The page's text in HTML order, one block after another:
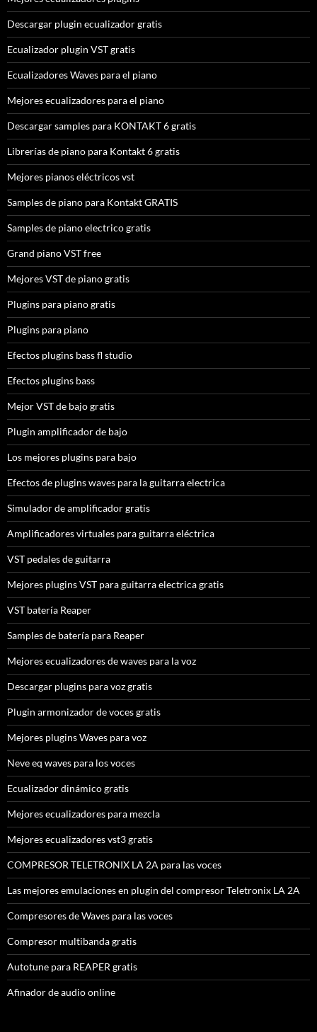
Descargar plugin ecualizador gratis
Ecualizador plugin VST gratis
Ecualizadores Waves para el piano
Mejores ecualizadores para el piano
Descargar samples para KONTAKT 6 gratis
Librerías de piano para Kontakt 6 gratis
Mejores pianos eléctricos vst
Samples de piano para Kontakt GRATIS
Samples de piano electrico gratis
Grand piano VST free
Mejores VST de piano gratis
Plugins para piano gratis
Plugins para piano
Efectos plugins bass fl studio
Efectos plugins bass
Mejor VST de bajo gratis
Plugin amplificador de bajo
Los mejores plugins para bajo
Efectos de plugins waves para la guitarra electrica
Simulador de amplificador gratis
Amplificadores virtuales para guitarra eléctrica
VST pedales de guitarra
Mejores plugins VST para guitarra electrica gratis
VST batería Reaper
Samples de batería para Reaper
Mejores ecualizadores de waves para la voz
Descargar plugins para voz gratis
Plugin armonizador de voces gratis
Mejores plugins Waves para voz
Neve eq waves para los voces
Ecualizador dinámico gratis
Mejores ecualizadores para mezcla
Mejores ecualizadores vst3 gratis
COMPRESOR TELETRONIX LA 2A para las voces
Las mejores emulaciones en plugin del compresor Teletronix LA 2A
Compresores de Waves para las voces
Compresor multibanda gratis
Autotune para REAPER gratis
Afinador de audio online